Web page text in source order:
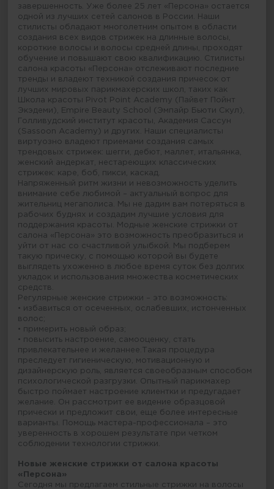
завершенность. Уже более 25 лет «Персона» остается
одной из лучших сетей салонов в России. Наши
стилисты обладают многолетним опытом в области
создания всех видов стрижек на длинные волосы,
короткие волосы и волосы средней длины, проходят
обучение и повышают свою квалификацию. Стилисты
салона красоты «Персона» отслеживают последние
тренды и владеют техникой создания причесок от
лучших мировых парикмахерских школ, таких как
Школа красоты Pivot Point Academy (Пайвет Пойнт
Экэдеми), Empire Beauty School (Эмпайр Бьюти Скул),
Голливудский институт красоты, Академия Сассун
(Sassoon Academy) и других. Наши специалисты
виртуозно владеют приемами создания самых
трендовых стрижек: шегги, дебют, маллет, итальянка,
женский андеркат, нестареющих классических
стрижек: каре, боб, пикси, каскад.
Напряженный ритм жизни и невозможность уделить
внимание себе любимой – актуальный вопрос для
жительниц мегаполиса. Мы не дадим вам потеряться в
рабочих буднях и создадим лучшие условия для
поддержания красоты. Модные женские стрижки от
салона «Персона» это возможность преобразиться и
уйти от нас со счастливой улыбкой. Мы подберем
такую прическу, с помощью которой вы будете
выглядеть ухоженно в любое время суток без долгих
укладок и использования множества косметических
средств.
Регулярные женские стрижки – это возможность:
• избавиться от осеченных, ослабевших, истонченных
волос;
• примерить новый образ;
• повысить настроение, самооценку, стать
привлекательнее и желаннее.Такая процедура
преследует гигиеническую, мотивационную и
дизайнерскую роль, является своеобразным способом
психологической разгрузки. Опытный парикмахер
быстро поймает настроение клиентки и предугадает
желание. Он рассмотрит ее видение образцовой
прически и предложит свои, еще более интересные
варианты. Помощь мастера-профессионала – это
уверенность в хорошем результате при четком
соблюдении технологии стрижки.
Новые женские стрижки от салона красоты
«Персона»
Сегодня мы предлагаем стильные стрижки на волосы